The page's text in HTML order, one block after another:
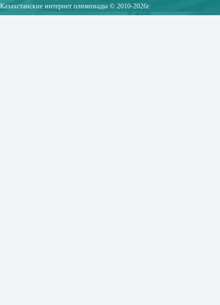
Казахстанские интернет олимпиады © 2010-2026г.